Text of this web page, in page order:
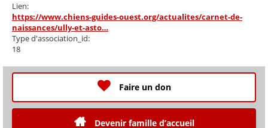
Lien:
https://www.chiens-guides-ouest.org/actualites/carnet-de-
naissances/ully-et-asto…
Type d'association_id:
18
Faire un don
Devenir famille d’accueil